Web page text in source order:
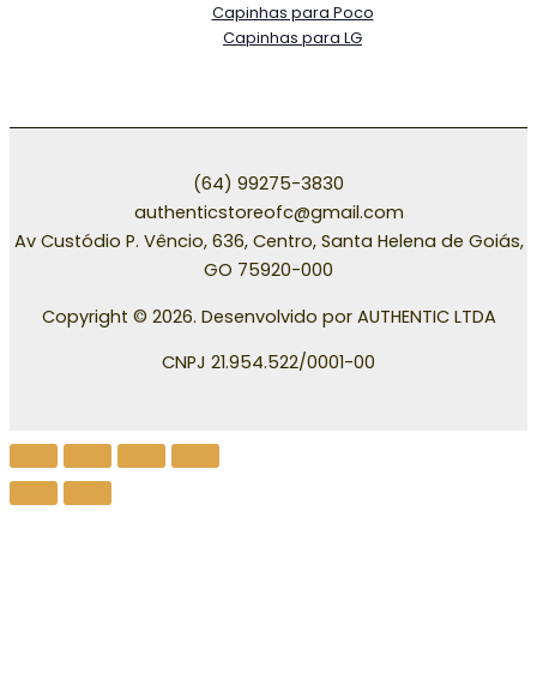
Capinhas para Poco
Capinhas para LG
(64) 99275-3830
authenticstoreofc@gmail.com
Av Custódio P. Vêncio, 636, Centro, Santa Helena de Goiás,
GO 75920-000
Copyright © 2026. Desenvolvido por AUTHENTIC LTDA
CNPJ 21.954.522/0001-00